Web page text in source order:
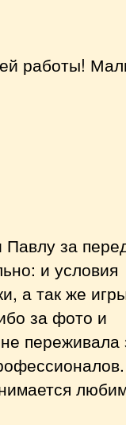
работы!
за
и условия
а так же
за фото и
переживала